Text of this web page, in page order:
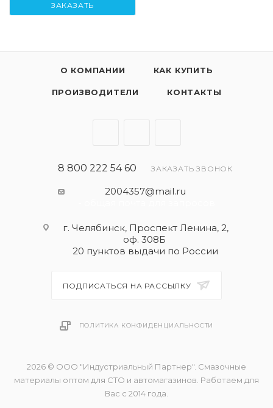
ЗАКАЗАТЬ
О КОМПАНИИ КАК КУПИТЬ
ПРОИЗВОДИТЕЛИ КОНТАКТЫ
8 800 222 54 60 ЗАКАЗАТЬ ЗВОНОК
2004357@mail.ru
г. Челябинск, Проспект Ленина, 2,
оф. 308Б
20 пунктов выдачи по России
ПОДПИСАТЬСЯ НА РАССЫЛКУ
ПОЛИТИКА КОНФИДЕНЦИАЛЬНОСТИ
2026 © ООО "Индустриальный Партнер". Смазочные
материалы оптом для СТО и автомагазинов. Работаем для
Вас с 2014 года.